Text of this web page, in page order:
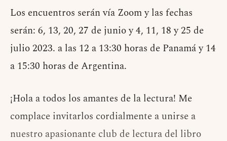
Los encuentros serán vía Zoom y las fechas
serán: 6, 13, 20, 27 de junio y 4, 11, 18 y 25 de
julio 2023. a las 12 a 13:30 horas de Panamá y 14
a 15:30 horas de Argentina.
¡Hola a todos los amantes de la lectura! Me
complace invitarlos cordialmente a unirse a
nuestro apasionante club de lectura del libro